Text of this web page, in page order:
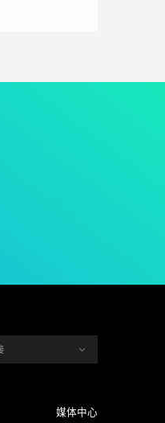
媒体中心